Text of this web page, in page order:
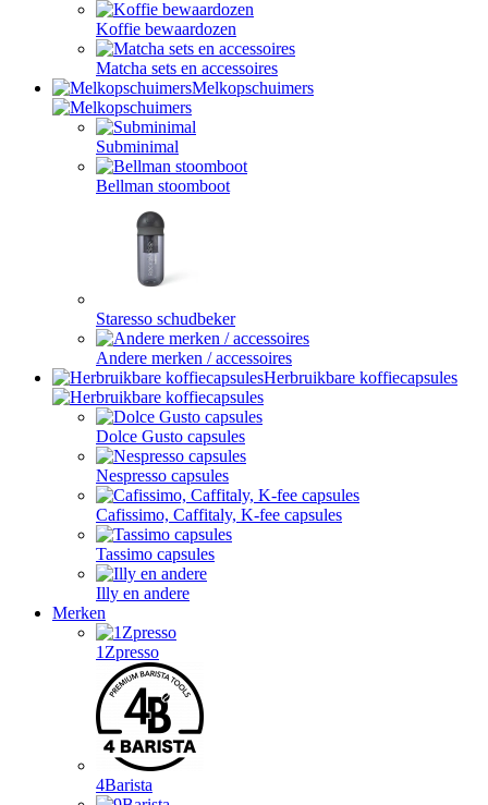
Koffie bewaardozen
Matcha sets en accessoires
Melkopschuimers
Subminimal
Bellman stoomboot
Staresso schudbeker
Andere merken / accessoires
Herbruikbare koffiecapsules
Dolce Gusto capsules
Nespresso capsules
Cafissimo, Caffitaly, K-fee capsules
Tassimo capsules
Illy en andere
Merken
1Zpresso
4Barista